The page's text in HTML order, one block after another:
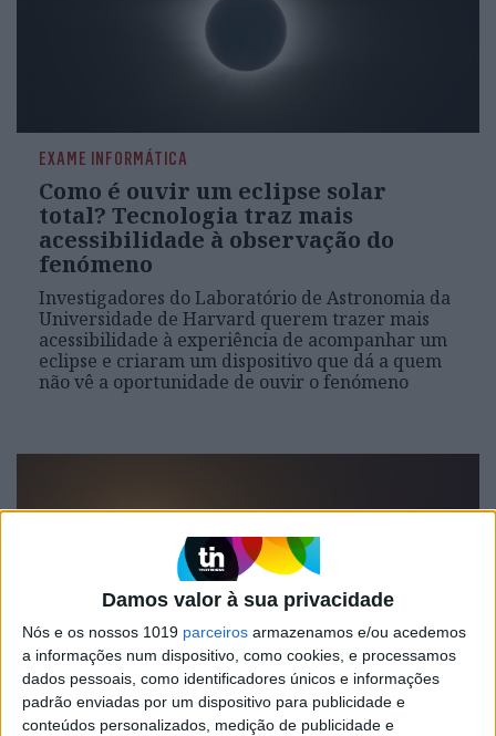
Damos valor à sua privacidade
Nós e os nossos 1019 parceiros armazenamos e/ou acedemos
a informações num dispositivo, como cookies, e processamos
dados pessoais, como identificadores únicos e informações
padrão enviadas por um dispositivo para publicidade e
conteúdos personalizados, medição de publicidade e
EXAME INFORMÁTICA
Como é ouvir um eclipse solar
total? Tecnologia traz mais
acessibilidade à observação do
fenómeno
Investigadores do Laboratório de Astronomia da
Universidade de Harvard querem trazer mais
acessibilidade à experiência de acompanhar um
eclipse e criaram um dispositivo que dá a quem
não vê a oportunidade de ouvir o fenómeno
MUNDO